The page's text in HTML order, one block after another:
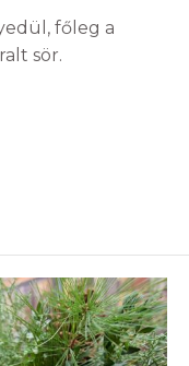
főleg a
sör.